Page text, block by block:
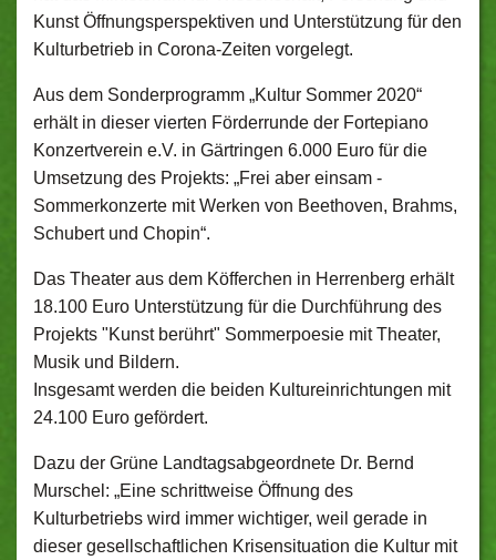
Kunst Öffnungsperspektiven und Unterstützung für den
Kulturbetrieb in Corona-Zeiten vorgelegt.
Aus dem Sonderprogramm „Kultur Sommer 2020“
erhält in dieser vierten Förderrunde der Fortepiano
Konzertverein e.V. in Gärtringen 6.000 Euro für die
Umsetzung des Projekts: „Frei aber einsam -
Sommerkonzerte mit Werken von Beethoven, Brahms,
Schubert und Chopin“.
Das Theater aus dem Köfferchen in Herrenberg erhält
18.100 Euro Unterstützung für die Durchführung des
Projekts "Kunst berührt" Sommerpoesie mit Theater,
Musik und Bildern.
Insgesamt werden die beiden Kultureinrichtungen mit
24.100 Euro gefördert.
Dazu der Grüne Landtagsabgeordnete Dr. Bernd
Murschel: „Eine schrittweise Öffnung des
Kulturbetriebs wird immer wichtiger, weil gerade in
dieser gesellschaftlichen Krisensituation die Kultur mit